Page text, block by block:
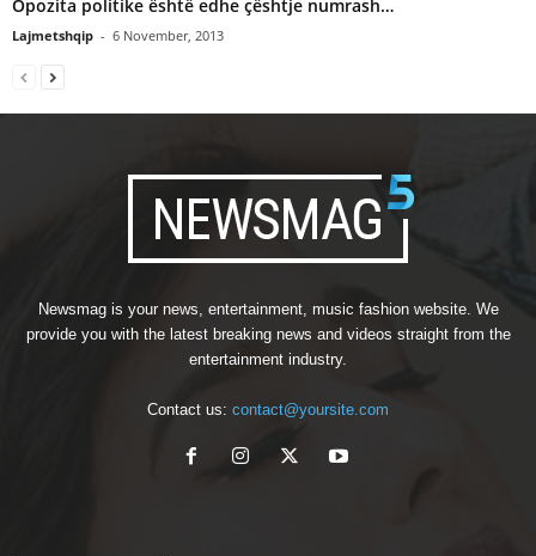
Opozita politike është edhe çështje numrash…
Lajmetshqip - 6 November, 2013
Newsmag is your news, entertainment, music fashion website. We
provide you with the latest breaking news and videos straight from the
entertainment industry.
Contact us: contact@yoursite.com